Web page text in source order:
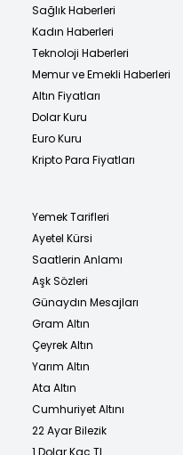
Sağlık Haberleri
Kadın Haberleri
Teknoloji Haberleri
Memur ve Emekli Haberleri
Altın Fiyatları
Dolar Kuru
Euro Kuru
Kripto Para Fiyatları
Yemek Tarifleri
Ayetel Kürsi
Saatlerin Anlamı
Aşk Sözleri
Günaydın Mesajları
Gram Altın
Çeyrek Altın
Yarım Altın
Ata Altın
Cumhuriyet Altını
22 Ayar Bilezik